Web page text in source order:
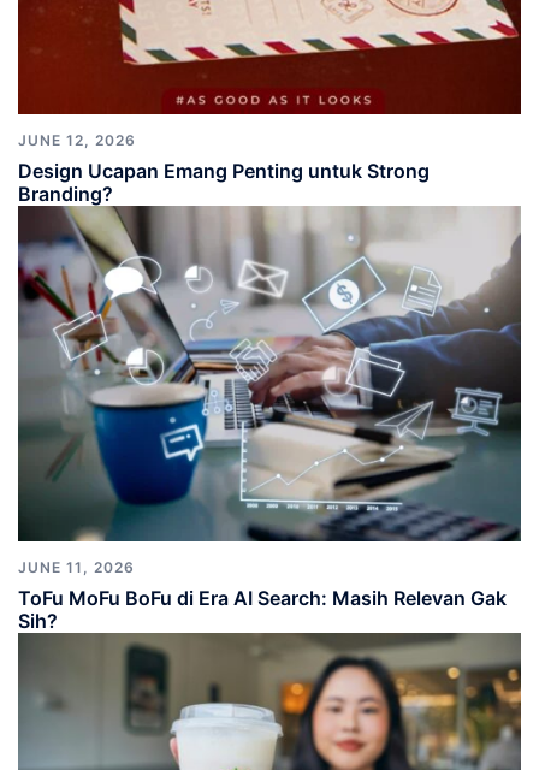
JUNE 12, 2026
Design Ucapan Emang Penting untuk Strong
Branding?
JUNE 11, 2026
ToFu MoFu BoFu di Era AI Search: Masih Relevan Gak
Sih?